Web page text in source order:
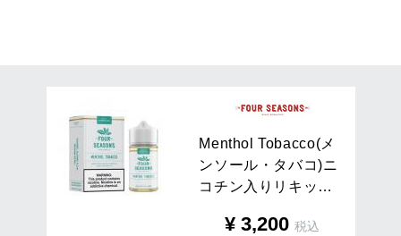
Mentho Tobacco(メ
ン ソ ール ・ タバコ )ニ
コ チ ン入 り リ キ ッ …
¥ 3,200 税込